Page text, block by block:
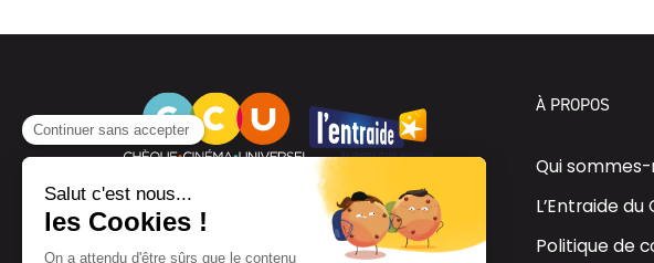
À PROPOS
Qui sommes-
L’Entraide
Politique de